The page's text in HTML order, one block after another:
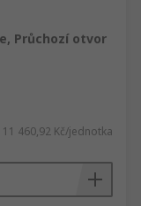
Průchozí otvor
11 460,92 Kč/jednotka